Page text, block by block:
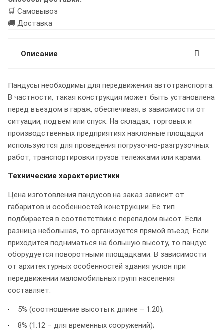
🛒 Самовывоз
🚚 Доставка
Описание
Пандусы необходимы для передвижения автотранспорта.
В частности, такая конструкция может быть установлена
перед въездом в гараж, обеспечивая, в зависимости от
ситуации, подъем или спуск. На складах, торговых и
производственных предприятиях наклонные площадки
используются для проведения погрузочно-разгрузочных
работ, транспортировки грузов тележками или карами.
Технические характеристики
Цена изготовления пандусов на заказ зависит от
габаритов и особенностей конструкции. Ее тип
подбирается в соответствии с перепадом высот. Если
разница небольшая, то организуется прямой въезд. Если
приходится подниматься на большую высоту, то пандус
оборудуется поворотными площадками. В зависимости
от архитектурных особенностей здания уклон при
передвижении маломобильных групп населения
составляет:
5% (соотношение высоты к длине – 1:20);
8% (1:12 – для временных сооружений);